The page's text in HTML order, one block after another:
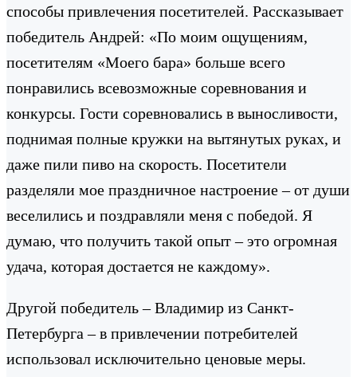
способы привлечения посетителей. Рассказывает
победитель Андрей: «По моим ощущениям,
посетителям «Моего бара» больше всего
понравились всевозможные соревнования и
конкурсы. Гости соревновались в выносливости,
поднимая полные кружки на вытянутых руках, и
даже пили пиво на скорость. Посетители
разделяли мое праздничное настроение – от души
веселились и поздравляли меня с победой. Я
думаю, что получить такой опыт – это огромная
удача, которая достается не каждому».
Другой победитель – Владимир из Санкт-
Петербурга – в привлечении потребителей
использовал исключительно ценовые меры.